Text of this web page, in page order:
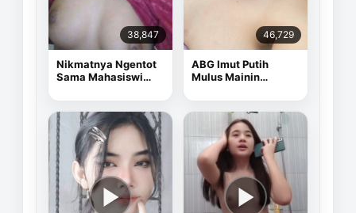
38,847
Nikmatnya Ngentot
Sama Mahasiswi
46,729
ABG Imut Putih
Mulus Mainin